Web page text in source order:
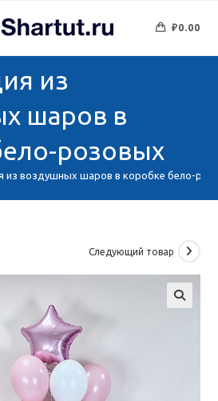
₽0.00
из
шаров в
розовых
из воздушных шаров в коробке бело-
Следующий товар